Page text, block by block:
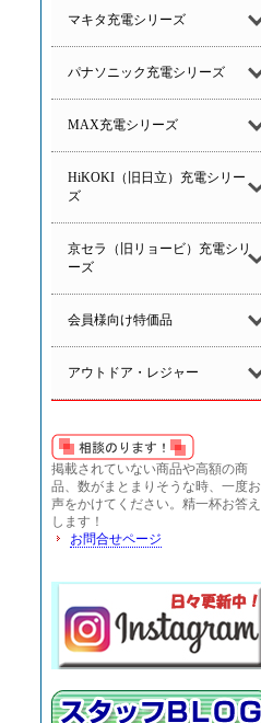
マキタ充電シリーズ
パナソニック充電シリーズ
MAX充電シリーズ
HiKOKI（旧日立）充電シリー
ズ
京セラ（旧リョービ）充電シリ
ーズ
会員様向け特価品
アウトドア・レジャー
掲載されていない商品や高額の商
品、数がまとまりそうな時、一度お
声をかけてください。精一杯お答え
します！
お問合せページ